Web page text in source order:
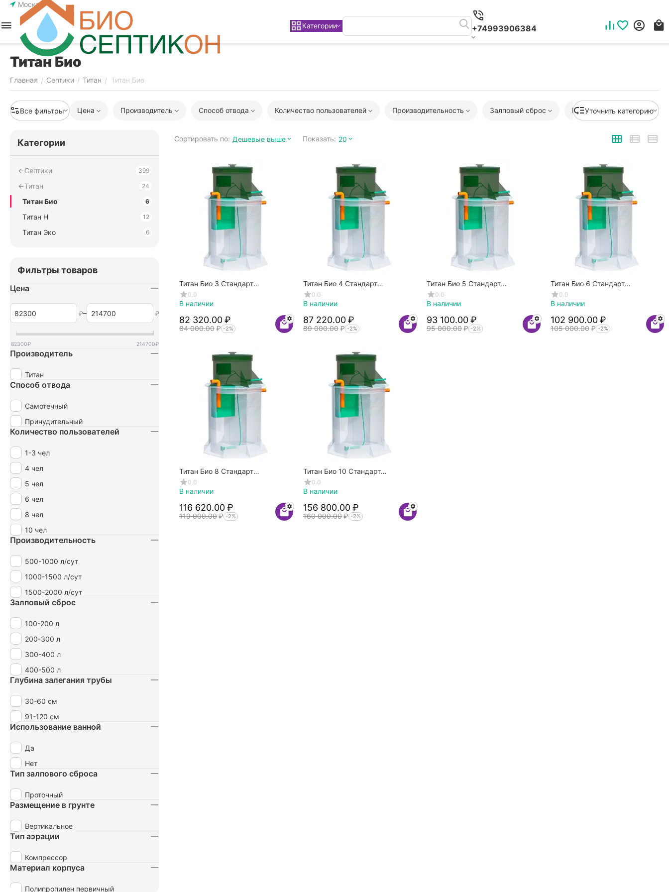
Москва
Категории +74993906384
Титан Био
Главная / Септики / Титан / Титан Био
Все фильтры Цена Производитель Способ отвода Количество пользователей Производительность Залповый сброс Глубина залегания трубы
Уточнить категорию
Сортировать по: Дешевые выше Показать: 20
Титан Био 3 Стандарт
Самотечный
0.0
В наличии
82 320.00₽
84 000.00₽ -2%
Титан Био 4 Стандарт
Самотечный
0.0
В наличии
87 220.00 ₽
89 000.00 ₽ -2%
Титан Био 5 Стандарт
Самотечный
0.0
В наличии
93 100.00₽
95 000.00₽ -2%
Титан Био 6 Стандарт
Самотечный
0.0
В наличии
102 900.00 ₽
105 000.00 ₽ -2%
Титан Био 8 Стандарт
Самотечный
0.0
В наличии
116 620.00₽
119 000.00₽ -2%
Титан Био 10 Стандарт
Самотечный
0.0
В наличии
156 800.00 ₽
160 000.00 ₽ -2%
Категории
Септики 399
Титан 24
Титан Био 6
Титан Н 12
Титан Эко 6
Фильтры товаров
Цена
₽– ₽
82300₽ 214700₽
Производитель
Титан
Способ отвода
Самотечный
Принудительный
Количество пользователей
1-3 чел
4 чел
5 чел
6 чел
8 чел
10 чел
Производительность
500-1000 л/cут
1000-1500 л/cут
1500-2000 л/cут
Залповый сброс
100-200 л
200-300 л
300-400 л
400-500 л
Глубина залегания трубы
30-60 см
91-120 см
Использование ванной
Да
Нет
Тип залпового сброса
Проточный
Размещение в грунте
Вертикальное
Тип аэрации
Компрессор
Материал корпуса
Полипропилен первичный